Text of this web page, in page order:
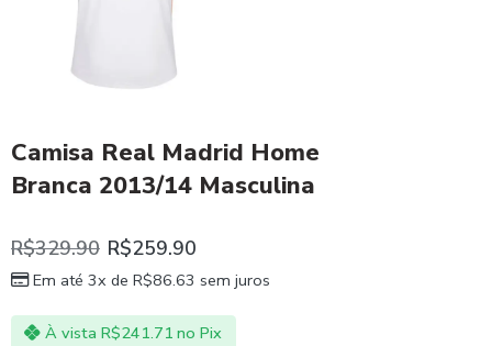
Camisa Real Madrid Home
Branca 2013/14 Masculina
R$329.90 R$259.90
Em até 3x de R$86.63 sem juros
À vista R$241.71 no Pix